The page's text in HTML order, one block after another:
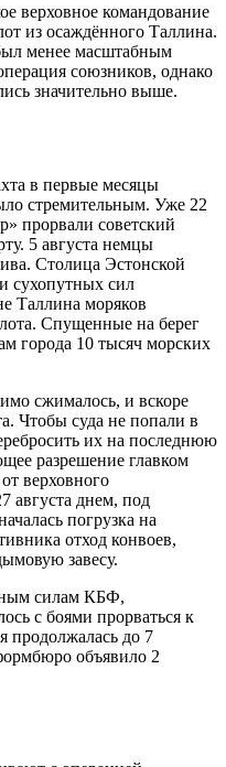
верховное командование
из осаждённого Таллина.
менее масштабным
союзников, однако
значительно выше.
в первые месяцы
стремительным. Уже 22
прорвали советский
5 августа немцы
Столица Эстонской
сухопутных сил
Таллина моряков
Спущенные на берег
города 10 тысяч морских
сжималось, и вскоре
Чтобы суда не попали в
их на последнюю
разрешение главком
верховного
августа днем, под
погрузка на
отход конвоев,
завесу.
силам КБФ,
с боями прорваться к
продолжалась до 7
объявило 2